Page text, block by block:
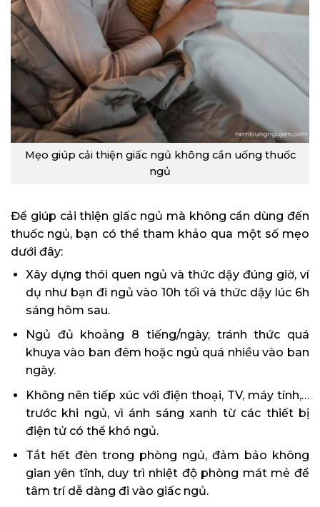
Mẹo giúp cải thiện giấc ngủ không cần uống thuốc
ngủ
Để giúp cải thiện giấc ngủ mà không cần dùng đến
thuốc ngủ, bạn có thể tham khảo qua một số mẹo
dưới đây:
Xây dựng thói quen ngủ và thức dậy đúng giờ, ví
dụ như bạn đi ngủ vào 10h tối và thức dậy lúc 6h
sáng hôm sau.
Ngủ đủ khoảng 8 tiếng/ngày, tránh thức quá
khuya vào ban đêm hoặc ngủ quá nhiều vào ban
ngày.
Không nên tiếp xúc với điện thoại, TV, máy tính,…
trước khi ngủ, vì ánh sáng xanh từ các thiết bị
điện tử có thể khó ngủ.
Tắt hết đèn trong phòng ngủ, đảm bảo không
gian yên tĩnh, duy trì nhiệt độ phòng mát mẻ để
tâm trí dễ dàng đi vào giấc ngủ.